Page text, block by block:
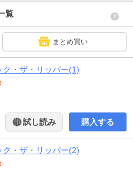
覧
まとめ買い
ク・ザ・リッパー(1)
試し読み 購入する
ク・ザ・リッパー(2)